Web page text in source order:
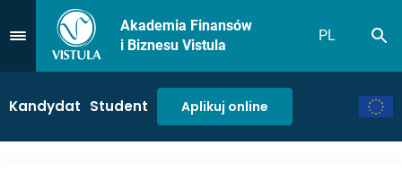
Przejdź do Menu
Akademia Finansów
i Biznesu Vistula
PL
Kandydat Student Aplikuj online